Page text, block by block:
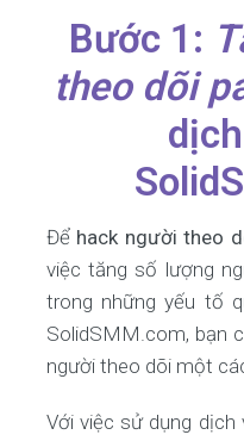
Bước 1:
theo dõi
Để hack người theo
việc tăng số lượng
trong những yếu tố
SolidSMM.com, bạn
người theo dõi một
Với việc sử dụng